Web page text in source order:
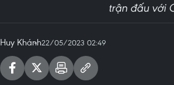
trận đấu với
Huy Khánh22/05/2023 02:49